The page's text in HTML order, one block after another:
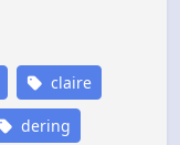
claire
dering